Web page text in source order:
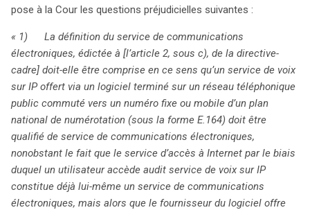
pose à la Cour les questions préjudicielles suivantes :
« 1) La définition du service de communications
électroniques, édictée à [l’article 2, sous c), de la directive-
cadre] doit-elle être comprise en ce sens qu’un service de voix
sur IP offert via un logiciel terminé sur un réseau téléphonique
public commuté vers un numéro fixe ou mobile d’un plan
national de numérotation (sous la forme E.164) doit être
qualifié de service de communications électroniques,
nonobstant le fait que le service d’accès à Internet par le biais
duquel un utilisateur accède audit service de voix sur IP
constitue déjà lui-même un service de communications
électroniques, mais alors que le fournisseur du logiciel offre